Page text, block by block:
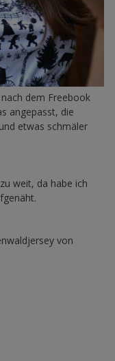
dem Freebook
angepasst, die
etwas schmäler
weit, da habe ich
von